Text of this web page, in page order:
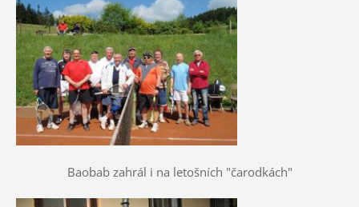
Baobab zahrál i na letošních "čarodkách"